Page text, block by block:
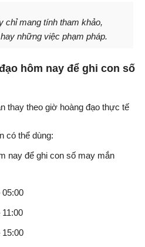
chỉ mang tính tham khảo,
những việc phạm pháp.
hôm nay để ghi con số
thay theo giờ hoàng đạo thực tế
có thể dùng:
nay để ghi con số may mắn